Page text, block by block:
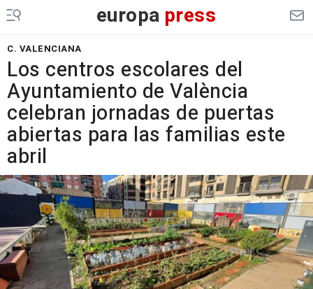
europa press
C. VALENCIANA
Los centros escolares del
Ayuntamiento de València
celebran jornadas de puertas
abiertas para las familias este
abril